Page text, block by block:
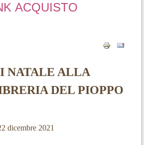
ACQUISTO
NATALE ALLA
DEL PIOPPO
dicembre 2021